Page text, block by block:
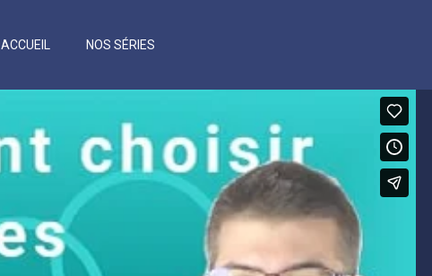
ACCUEIL NOS SÉRIES